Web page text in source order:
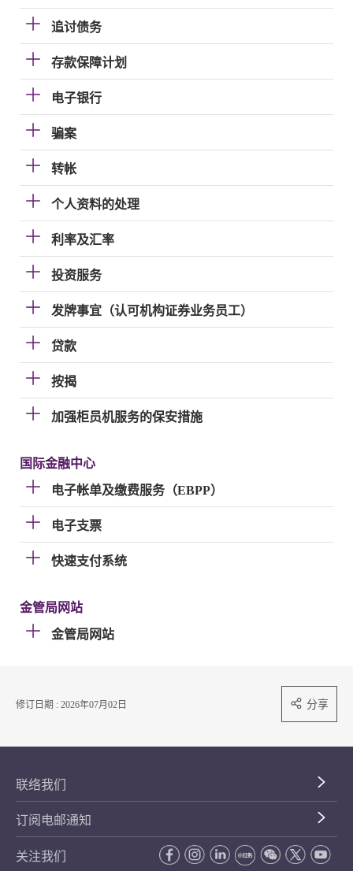
追讨债务
存款保障计划
电子银行
骗案
转帐
个人资料的处理
利率及汇率
投资服务
发牌事宜（认可机构证券业务员工）
贷款
按揭
加强柜员机服务的保安措施
国际金融中心
电子帐单及缴费服务（EBPP）
电子支票
快速支付系统
金管局网站
金管局网站
修订日期 : 2026年07月02日 分享
联络我们
订阅电邮通知
关注我们